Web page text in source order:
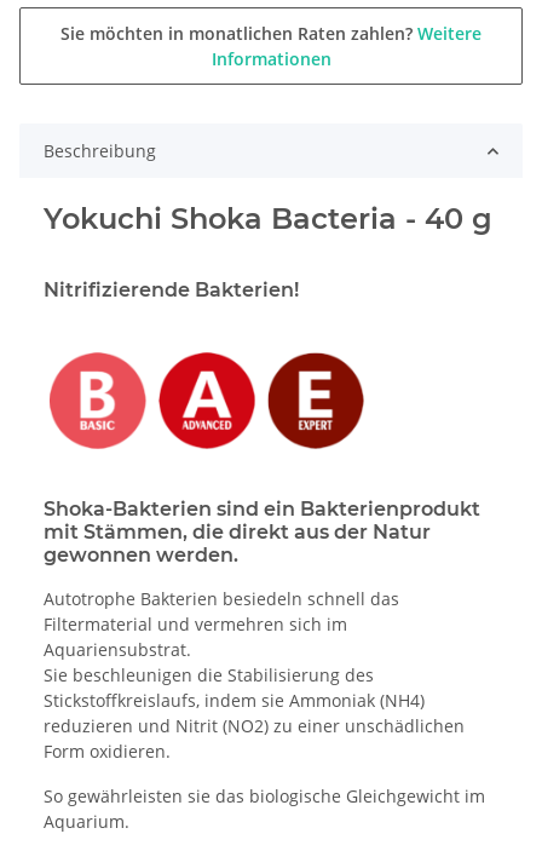
Sie möchten in monatlichen Raten zahlen? Weitere
Informationen
Beschreibung
Yokuchi Shoka Bacteria - 40 g
Nitrifizierende Bakterien!
Shoka-Bakterien sind ein Bakterienprodukt
mit Stämmen, die direkt aus der Natur
gewonnen werden.
Autotrophe Bakterien besiedeln schnell das
Filtermaterial und vermehren sich im
Aquariensubstrat.
Sie beschleunigen die Stabilisierung des
Stickstoffkreislaufs, indem sie Ammoniak (NH4)
reduzieren und Nitrit (NO2) zu einer unschädlichen
Form oxidieren.
So gewährleisten sie das biologische Gleichgewicht im
Aquarium.